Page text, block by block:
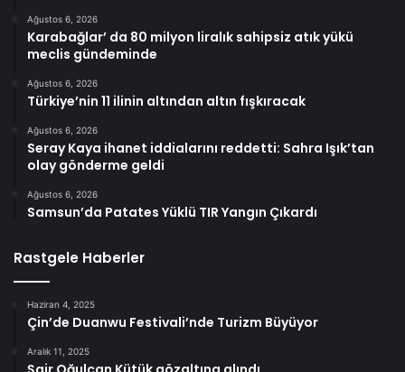
Ağustos 6, 2026
Karabağlar’ da 80 milyon liralık sahipsiz atık yükü
meclis gündeminde
Ağustos 6, 2026
Türkiye’nin 11 ilinin altından altın fışkıracak
Ağustos 6, 2026
Seray Kaya ihanet iddialarını reddetti: Sahra Işık’tan
olay gönderme geldi
Ağustos 6, 2026
Samsun’da Patates Yüklü TIR Yangın Çıkardı
Rastgele Haberler
Haziran 4, 2025
Çin’de Duanwu Festivali’nde Turizm Büyüyor
Aralık 11, 2025